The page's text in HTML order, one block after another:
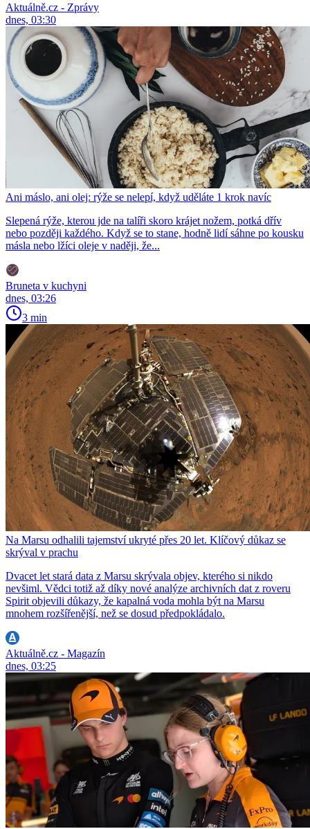
Aktuálně.cz - Zprávy
dnes, 03:30
Ani máslo, ani olej: rýže se nelepí, když uděláte 1 krok navíc
Slepená rýže, kterou jde na talíři skoro krájet nožem, potká dřív
nebo později každého. Když se to stane, hodně lidí sáhne po kousku
másla nebo lžíci oleje v naději, že...
Bruneta v kuchyni
dnes, 03:26
3 min
Na Marsu odhalili tajemství ukryté přes 20 let. Klíčový důkaz se
skrýval v prachu
Dvacet let stará data z Marsu skrývala objev, kterého si nikdo
nevšiml. Vědci totiž až díky nové analýze archivních dat z roveru
Spirit objevili důkazy, že kapalná voda mohla být na Marsu
mnohem rozšířenější, než se dosud předpokládalo.
Aktuálně.cz - Magazín
dnes, 03:25